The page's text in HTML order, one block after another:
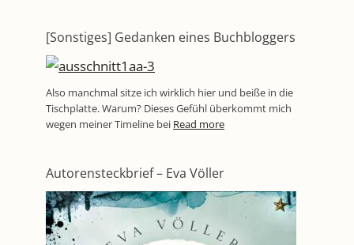
[Sonstiges] Gedanken eines Buchbloggers
Also manchmal sitze ich wirklich hier und beiße in die
Tischplatte. Warum? Dieses Gefühl überkommt mich
wegen meiner Timeline bei Read more
Autorensteckbrief – Eva Völler